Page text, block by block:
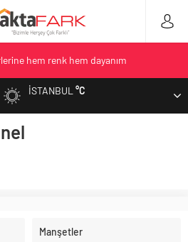
hem renk hem dayanım
vizyonuyla geliştirilen cüruf bazlı
yolda yapay zeka ve robotik
dikkat çekti
İSTANBUL°C
Manşetler